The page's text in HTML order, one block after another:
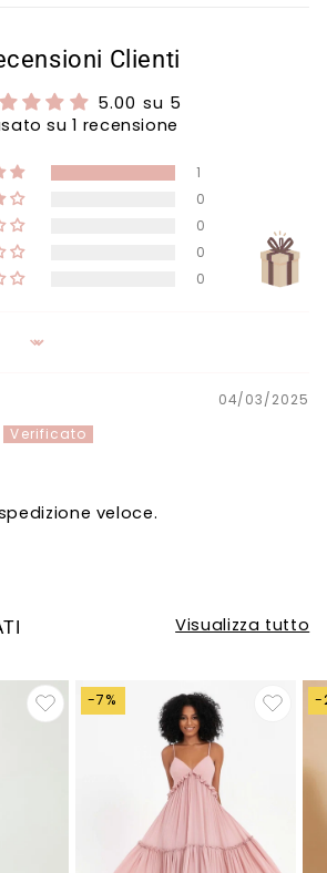
Clienti
5.00 su 5
su 1 recensione
1
0
0
0
0
04/03/2025
veloce.
Visualizza tutto
-7% -